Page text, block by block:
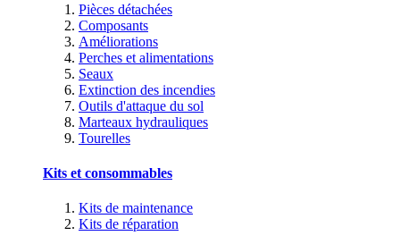
Pièces détachées
Composants
Améliorations
Perches et alimentations
Seaux
Extinction des incendies
Outils d'attaque du sol
Marteaux hydrauliques
Tourelles
Kits et consommables
Kits de maintenance
Kits de réparation